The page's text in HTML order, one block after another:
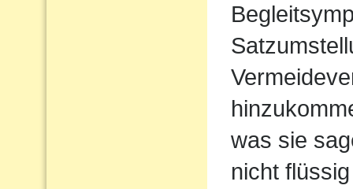
was sie
nicht